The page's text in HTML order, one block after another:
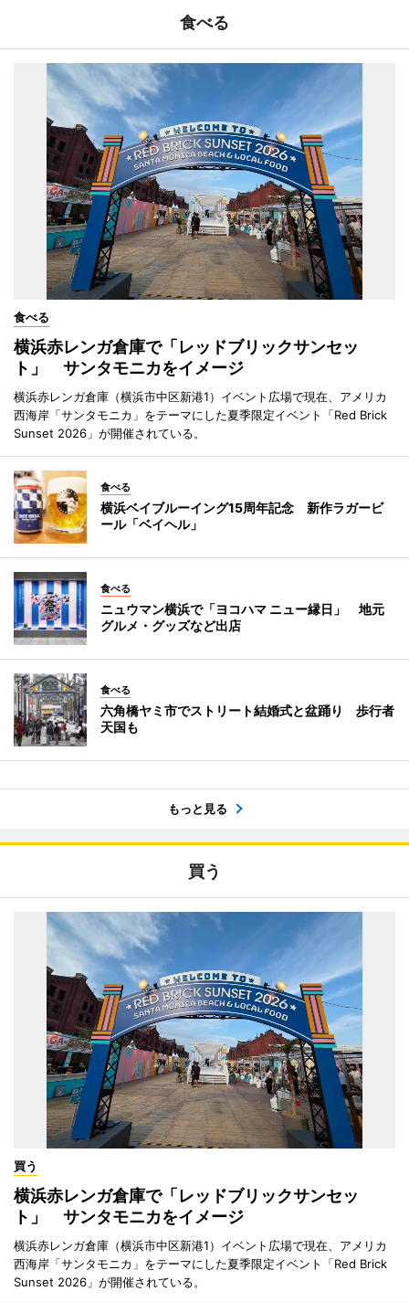
食べる
食べる
横浜赤レンガ倉庫で「レッドブリックサンセッ
ト」 サンタモニカをイメージ
横浜赤レンガ倉庫（横浜市中区新港1）イベント広場で現在、アメリカ
西海岸「サンタモニカ」をテーマにした夏季限定イベント「Red Brick
Sunset 2026」が開催されている。
食べる
横浜ベイブルーイング15周年記念 新作ラガービ
ール「ベイヘル」
食べる
ニュウマン横浜で「ヨコハマ ニュー縁日」 地元
グルメ・グッズなど出店
食べる
六角橋ヤミ市でストリート結婚式と盆踊り 歩行者
天国も
もっと見る
買う
買う
横浜赤レンガ倉庫で「レッドブリックサンセッ
ト」 サンタモニカをイメージ
横浜赤レンガ倉庫（横浜市中区新港1）イベント広場で現在、アメリカ
西海岸「サンタモニカ」をテーマにした夏季限定イベント「Red Brick
Sunset 2026」が開催されている。